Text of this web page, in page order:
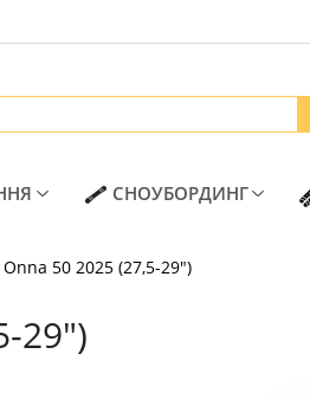
(CURRENT)СНОУБОРДИНГ
50 2025 (27,5-29")
29")